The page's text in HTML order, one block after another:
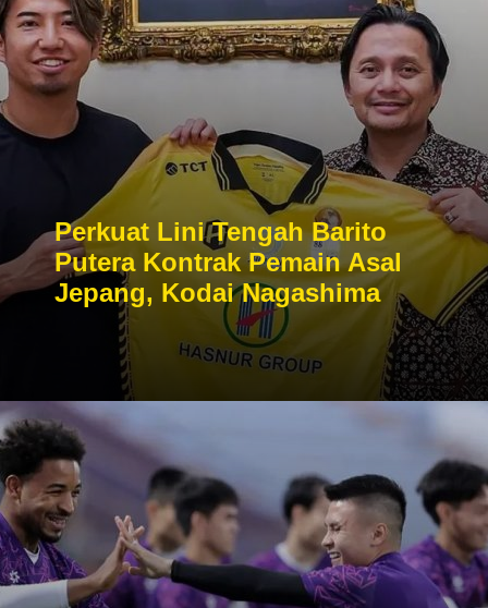
Perkuat Lini Tengah Barito
Putera Kontrak Pemain Asal
Jepang, Kodai Nagashima